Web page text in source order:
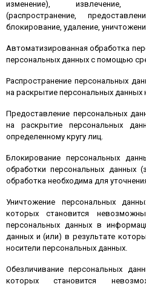
изменение), извлечение,
(распространение,
блокирование, удаление,
Автоматизированная обработка
персональных данных с помощью
Распространение персональных
на раскрытие персональных данных
Предоставление персональных
на раскрытие персональных
определенному кругу лиц.
Блокирование персональных
обработки персональных данных
обработка необходима для
Уничтожение персональных
которых становится
персональных данных в
данных и (или) в результате
носители персональных данных.
Обезличивание персональных
которых становится